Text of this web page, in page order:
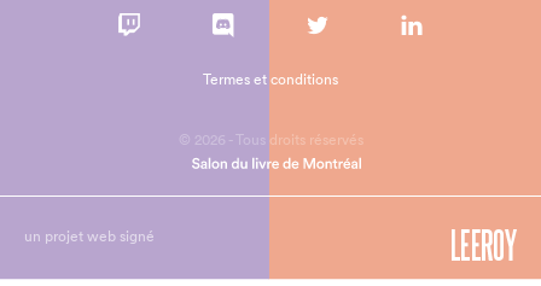
© 2026 - Tous droits réservés
Termes et conditions
un projet web signé